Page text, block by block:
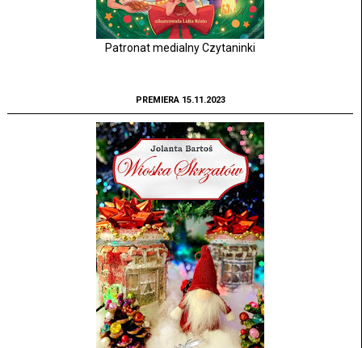
Patronat medialny Czytaninki
PREMIERA 15.11.2023